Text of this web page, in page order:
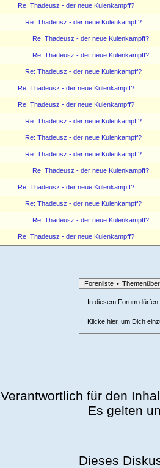
Re: Thadeusz - der neue Kulenkampff?
Re: Thadeusz - der neue Kulenkampff?
Re: Thadeusz - der neue Kulenkampff?
Re: Thadeusz - der neue Kulenkampff?
Re: Thadeusz - der neue Kulenkampff?
Re: Thadeusz - der neue Kulenkampff?
Re: Thadeusz - der neue Kulenkampff?
Re: Thadeusz - der neue Kulenkampff?
Re: Thadeusz - der neue Kulenkampff?
Re: Thadeusz - der neue Kulenkampff?
Re: Thadeusz - der neue Kulenkampff?
Re: Thadeusz - der neue Kulenkampff?
Re: Thadeusz - der neue Kulenkampff?
Re: Thadeusz - der neue Kulenkampff?
Re: Thadeusz - der neue Kulenkampff?
Forenliste •
In diesem Forum
Klicke hier, um Dich
Verantwortlich für den
Es gelten
Dieses